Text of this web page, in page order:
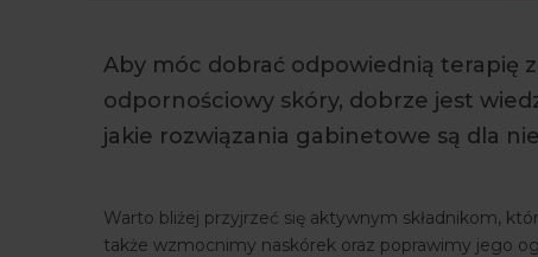
Aby móc dobrać odpowiednią terapię
odpornościowy skóry, dobrze jest
jakie rozwiązania gabinetowe są dla
Warto bliżej przyjrzeć się aktywnym składnikom,
także wzmocnimy naskórek oraz poprawimy jego